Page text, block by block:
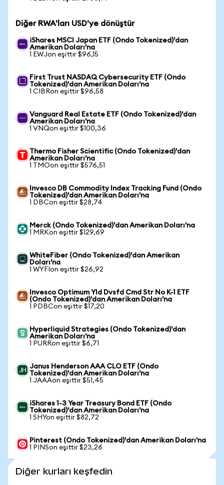
Diğer RWA'ları USD'ye dönüştür
iShares MSCI Japan ETF (Ondo Tokenized)'dan
Amerikan Doları'na
1 EWJon eşittir $96,15
First Trust NASDAQ Cybersecurity ETF (Ondo
Tokenized)'dan Amerikan Doları'na
1 CIBRon eşittir $96,58
Vanguard Real Estate ETF (Ondo Tokenized)'dan
Amerikan Doları'na
1 VNQon eşittir $100,36
Thermo Fisher Scientific (Ondo Tokenized)'dan
Amerikan Doları'na
1 TMOon eşittir $576,51
Invesco DB Commodity Index Tracking Fund (Ondo
Tokenized)'dan Amerikan Doları'na
1 DBCon eşittir $28,74
Merck (Ondo Tokenized)'dan Amerikan Doları'na
1 MRKon eşittir $129,69
WhiteFiber (Ondo Tokenized)'dan Amerikan
Doları'na
1 WYFIon eşittir $26,92
Invesco Optimum Yld Dvsfd Cmd Str No K-1 ETF
(Ondo Tokenized)'dan Amerikan Doları'na
1 PDBCon eşittir $17,20
Hyperliquid Strategies (Ondo Tokenized)'dan
Amerikan Doları'na
1 PURRon eşittir $6,71
Janus Henderson AAA CLO ETF (Ondo
Tokenized)'dan Amerikan Doları'na
1 JAAAon eşittir $51,45
iShares 1-3 Year Treasury Bond ETF (Ondo
Tokenized)'dan Amerikan Doları'na
1 SHYon eşittir $82,72
Pinterest (Ondo Tokenized)'dan Amerikan Doları'na
1 PINSon eşittir $23,26
Diğer kurları keşfedin